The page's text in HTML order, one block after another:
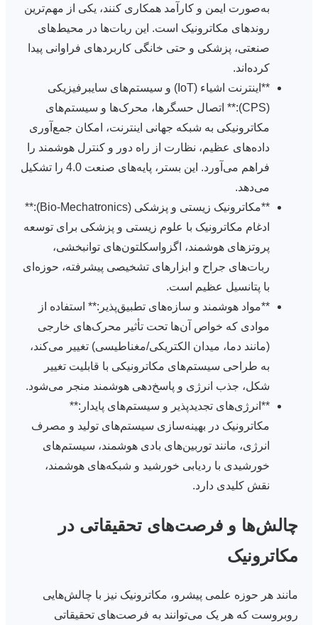
به‌صورت ایمن و کارآمد همکاری کنند، یکی از مهم‌ترین
روندهای مکاترونیک است. این ربات‌ها در محیط‌های
صنعتی، پزشکی و حتی خانگی کاربردهای فراوانی پیدا
کرده‌اند.
**اینترنت اشیاء (IoT) و سیستم‌های سایبرفیزیکی
(CPS):** اتصال حسگرها، محرک‌ها و سیستم‌های
مکاترونیکی به شبکه جهانی اینترنت، امکان جمع‌آوری
داده‌های عظیم، نظارت از راه دور و کنترل هوشمند را
فراهم می‌آورد. این بستر، پایه‌های صنعت 4.0 را تشکیل
می‌دهد.
**مکاترونیک زیستی و پزشکی (Bio-Mechatronics):**
ادغام مکاترونیک با علوم زیستی و پزشکی برای توسعه
پروتزهای هوشمند، اگزواسکلتون‌های توانبخشی،
ربات‌های جراح و ابزارهای تشخیصی پیشرفته، حوزه‌ای
با پتانسیل عظیم است.
**مواد هوشمند و سازه‌های تطبیق‌پذیر:** استفاده از
موادی که خواص آن‌ها تحت تأثیر محرک‌های خارجی
(مانند دما، میدان الکتریکی/مغناطیسی) تغییر می‌کند،
به طراحی سیستم‌های مکاترونیکی با قابلیت تغییر
شکل، جذب انرژی و پاسخ‌دهی هوشمند منجر می‌شود.
**انرژی‌های تجدیدپذیر و سیستم‌های پایدار:**
مکاترونیک در بهینه‌سازی سیستم‌های تولید و مصرف
انرژی، مانند توربین‌های بادی هوشمند، سیستم‌های
خورشیدی با ردیابی خورشید و شبکه‌های هوشمند،
نقش کلیدی دارد.
چالش‌ها و فرصت‌های تحقیقاتی در
مکاترونیک
مانند هر حوزه علمی پیشرو، مکاترونیک نیز با چالش‌هایی
روبروست که هر یک می‌توانند به فرصت‌های تحقیقاتی